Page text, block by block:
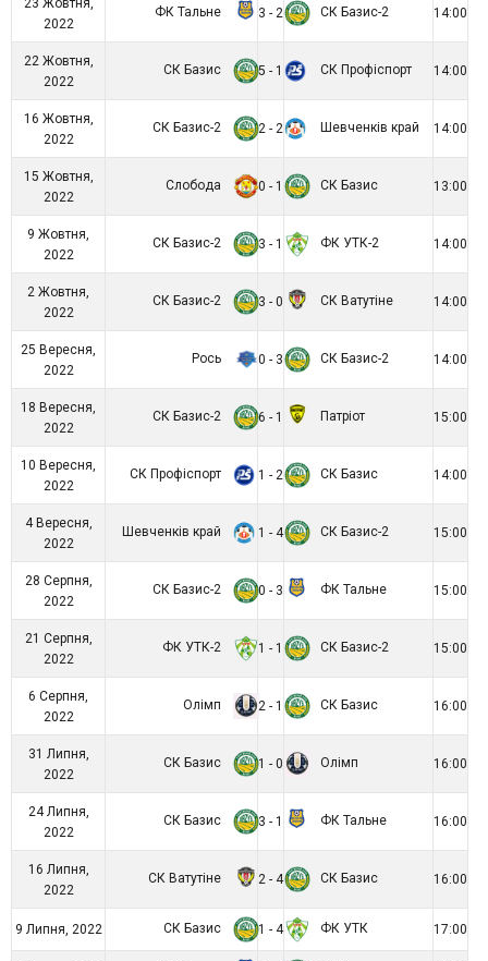
2022
ФК Тальне 3 - 2 СК Базис-2 14:00
22 Жовтня,
2022
СК Базис 5 - 1 СК Профіспорт 14:00
16 Жовтня,
2022
СК Базис-2 2 - 2 Шевченків край 14:00
15 Жовтня,
2022
Слобода 0 - 1 СК Базис 13:00
9 Жовтня,
2022
СК Базис-2 3 - 1 ФК УТК-2 14:00
2 Жовтня,
2022
СК Базис-2 3 - 0 СК Ватутіне 14:00
25 Вересня,
2022
Рось 0 - 3 СК Базис-2 14:00
18 Вересня,
2022
СК Базис-2 6 - 1 Патріот 15:00
10 Вересня,
2022
СК Профіспорт 1 - 2 СК Базис 14:00
4 Вересня,
2022
Шевченків край 1 - 4 СК Базис-2 15:00
28 Серпня,
2022
СК Базис-2 0 - 3 ФК Тальне 15:00
21 Серпня,
2022
ФК УТК-2 1 - 1 СК Базис-2 15:00
6 Серпня,
2022
Олімп 2 - 1 СК Базис 16:00
31 Липня,
2022
СК Базис 1 - 0 Олімп 16:00
24 Липня,
2022
СК Базис 3 - 1 ФК Тальне 16:00
16 Липня,
2022
СК Ватутіне 2 - 4 СК Базис 16:00
9 Липня, 2022 СК Базис 1 - 4 ФК УТК 17:00